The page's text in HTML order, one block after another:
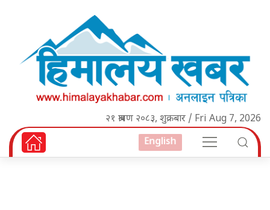
२१ श्रावण २०८३, शुक्रबार / Fri Aug 7, 2026
English